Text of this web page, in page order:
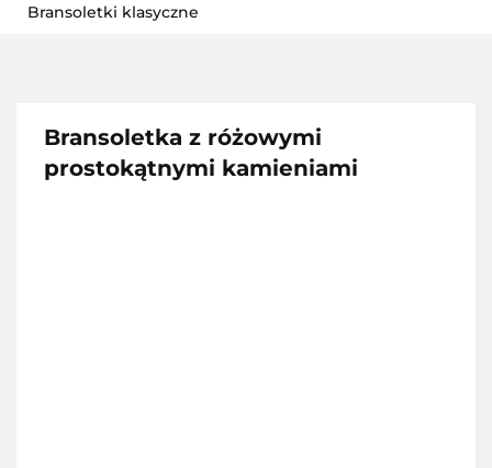
Bransoletki klasyczne
Bransoletka z różowymi
prostokątnymi kamieniami